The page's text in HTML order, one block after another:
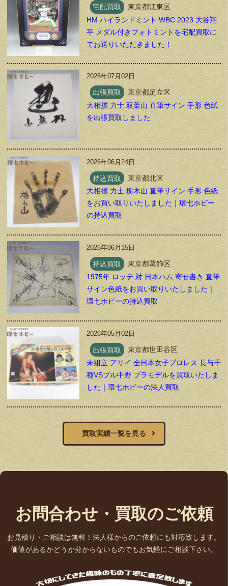
宅配買取
東京都江東区
HM ハイランドミント WBC 2023 大谷翔
平 メダル付きフォトミントを宅配買取に
てお送りいただきました！
2026年07月02日
出張買取
東京都足立区
大相撲 力士 双葉山 直筆サイン 手形 色紙
を出張買取しました
2026年06月24日
持込買取
東京都北区
大相撲 力士 栃木山 直筆サイン 手形 色紙
をお買い取りいたしました｜環七ホビー
の持込買取
2026年06月15日
持込買取
東京都葛飾区
1975年 ロッテ 対 日本ハム 寄せ書き 直筆
サイン色紙をお買い取りいたしました｜
環七ホビーの持込買取
2026年05月02日
出張買取
東京都世田谷区
未組立 アリイ 全日本女子プロレス 長与千
種VSブル中野 プラモデルを買取いたしま
した｜環七ホビーの法人買取
買取実績一覧を見る
お問合わせ・買取のご依頼
お見積り・ご相談は無料！法人様からのご依頼にも対応致します。
価値があるかどうか分からないものでもお気軽にご相談下さい。